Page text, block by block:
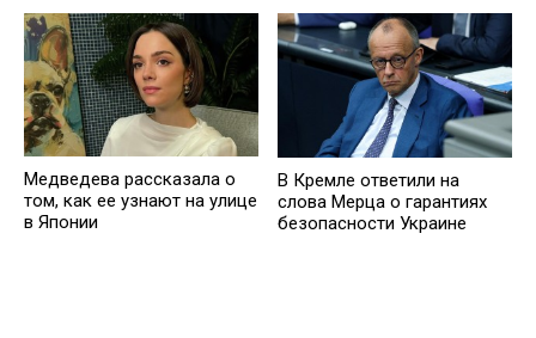
Медведева рассказала о
том, как ее узнают на улице
в Японии
В Кремле ответили на
слова Мерца о гарантиях
безопасности Украине